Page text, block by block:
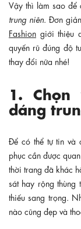
Vậy thì làm sao để
trung niên. Đơn
Fashion giới thiệu
quyến rũ đúng độ
thay đổi nữa nhé!
1.
dáng
Để có thể tự tin và
phục cần được
thời trang đã khác
sát hay rộng thùng
thiếu sang trọng.
nào cũng đẹp và